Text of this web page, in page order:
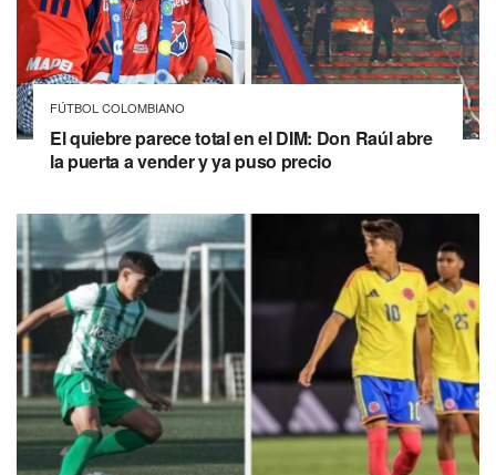
FÚTBOL COLOMBIANO
El quiebre parece total en el DIM: Don Raúl abre
la puerta a vender y ya puso precio